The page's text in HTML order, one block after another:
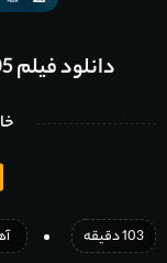
دانلود فیلم Mrs. Henderson Presents 2005
103 دقیقه